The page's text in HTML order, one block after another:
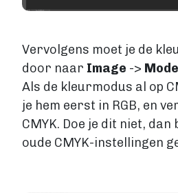
Vervolgens moet je de
door naar Image -> Mode
Als de kleurmodus al op
je hem eerst in RGB, en
CMYK. Doe je dit niet,
oude CMYK-instellingen